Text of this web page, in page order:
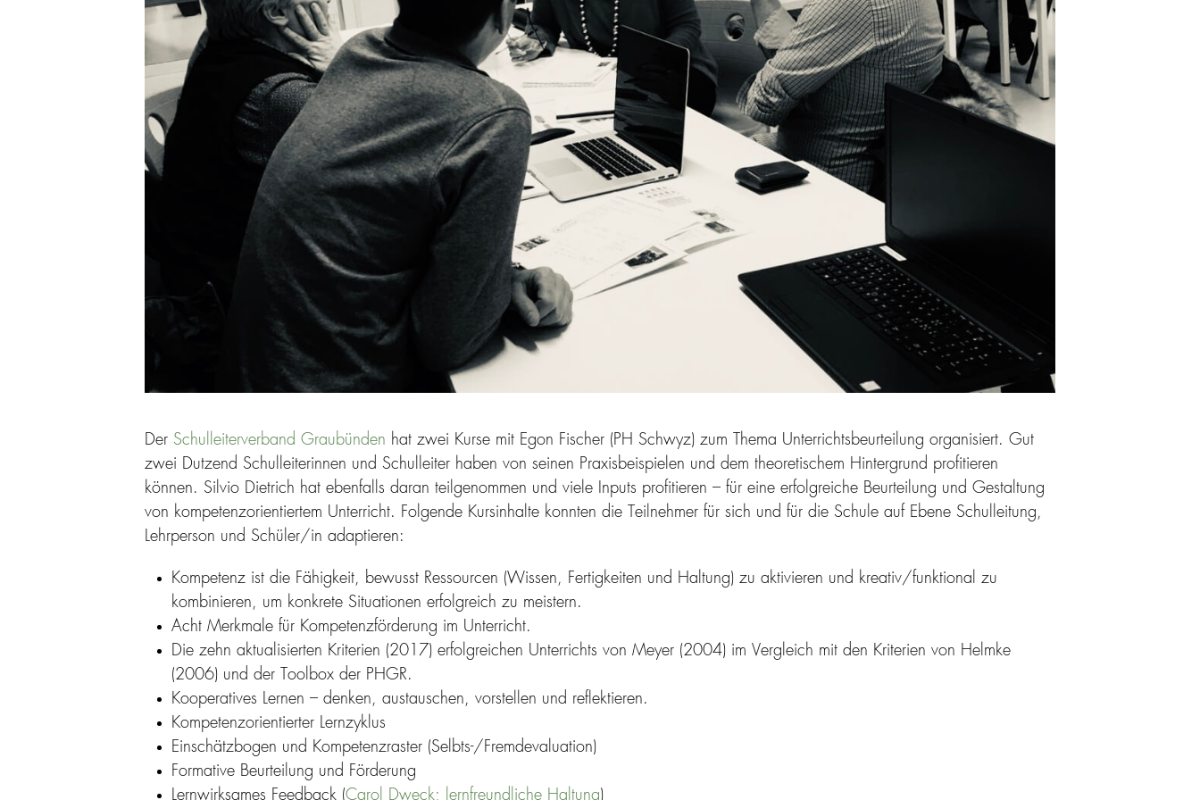
Der Schulleiterverband Graubünden hat zwei Kurse mit Egon Fischer (PH Schwyz) zum Thema Unterrichtsbeurteilung organisiert. Gut
zwei Dutzend Schulleiterinnen und Schulleiter haben von seinen Praxisbeispielen und dem theoretischem Hintergrund profitieren
können. Silvio Dietrich hat ebenfalls daran teilgenommen und viele Inputs profitieren – für eine erfolgreiche Beurteilung und Gestaltung
von kompetenzorientiertem Unterricht. Folgende Kursinhalte konnten die Teilnehmer für sich und für die Schule auf Ebene Schulleitung,
Lehrperson und Schüler/in adaptieren:
Kompetenz ist die Fähigkeit, bewusst Ressourcen (Wissen, Fertigkeiten und Haltung) zu aktivieren und kreativ/funktional zu
kombinieren, um konkrete Situationen erfolgreich zu meistern.
Acht Merkmale für Kompetenzförderung im Unterricht.
Die zehn aktualisierten Kriterien (2017) erfolgreichen Unterrichts von Meyer (2004) im Vergleich mit den Kriterien von Helmke
(2006) und der Toolbox der PHGR.
Kooperatives Lernen – denken, austauschen, vorstellen und reflektieren.
Kompetenzorientierter Lernzyklus
Einschätzbogen und Kompetenzraster (Selbts-/Fremdevaluation)
Formative Beurteilung und Förderung
Lernwirksames Feedback (Carol Dweck; lernfreundliche Haltung)